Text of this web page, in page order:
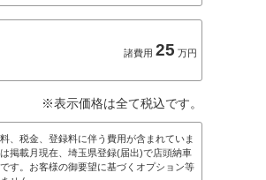
諸費用 25 万円
※表示価格は全て税込です。
、税金、登録料に伴う費用が含まれていま
掲載月現在、埼玉県登録(届出)で店頭納車
す。お客様の御要望に基づくオプション等